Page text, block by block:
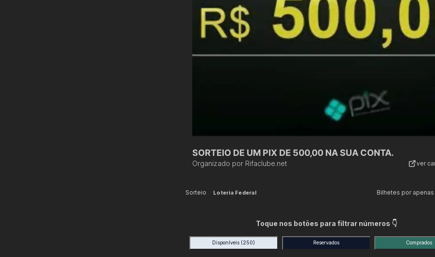
SORTEIO DE UM PIX DE 500,00 NA SUA CONTA.
Organizado por Rifaclube.net ver
Sorteio Loteria Federal Bilhetes por apenas
Toque nos botões para filtrar números 👇
Disponíveis (250) Reservados Comprados